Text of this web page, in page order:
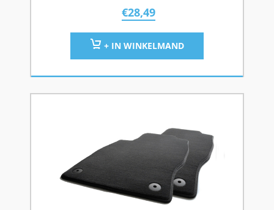
€28,49
+ IN WINKELMAND